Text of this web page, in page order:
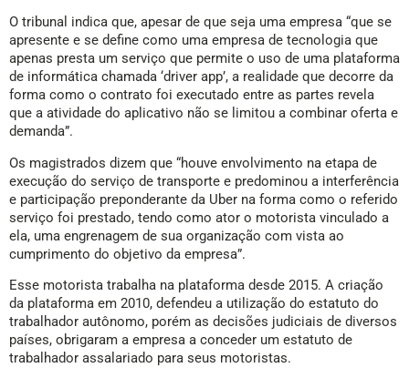
O tribunal indica que, apesar de que seja uma empresa “que se
apresente e se define como uma empresa de tecnologia que
apenas presta um serviço que permite o uso de uma plataforma
de informática chamada ‘driver app’, a realidade que decorre da
forma como o contrato foi executado entre as partes revela
que a atividade do aplicativo não se limitou a combinar oferta e
demanda”.
Os magistrados dizem que “houve envolvimento na etapa de
execução do serviço de transporte e predominou a interferência
e participação preponderante da Uber na forma como o referido
serviço foi prestado, tendo como ator o motorista vinculado a
ela, uma engrenagem de sua organização com vista ao
cumprimento do objetivo da empresa”.
Esse motorista trabalha na plataforma desde 2015. A criação
da plataforma em 2010, defendeu a utilização do estatuto do
trabalhador autônomo, porém as decisões judiciais de diversos
países, obrigaram a empresa a conceder um estatuto de
trabalhador assalariado para seus motoristas.